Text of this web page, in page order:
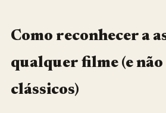
Como reconhecer a
qualquer filme (e não
clássicos)